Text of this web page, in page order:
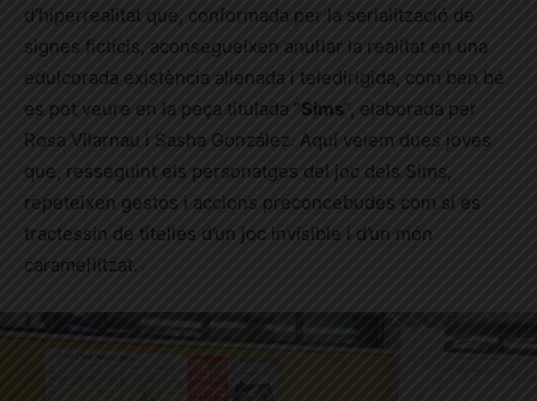
d’hiperrealitat que, conformada per la serialització de
signes ficticis, aconsegueixen anul·lar la realitat en una
edulcorada existència alienada i teledirigida, com ben bé
es pot veure en la peça titulada “ Sims”, elaborada per
Rosa Vilarnau i Sasha González. Aquí veiem dues joves
que, resseguint els personatges del joc dels Sims,
repeteixen gestos i accions preconcebudes com si es
tractessin de titelles d’un joc invisible i d’un món
caramel·litzat.